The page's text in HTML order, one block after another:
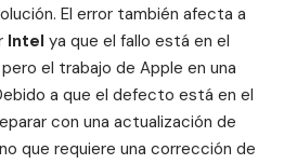
El error también afecta a
Intel ya que el fallo está en el
pero el trabajo de Apple en una
a que el defecto está en el
con una actualización de
que requiere una corrección de